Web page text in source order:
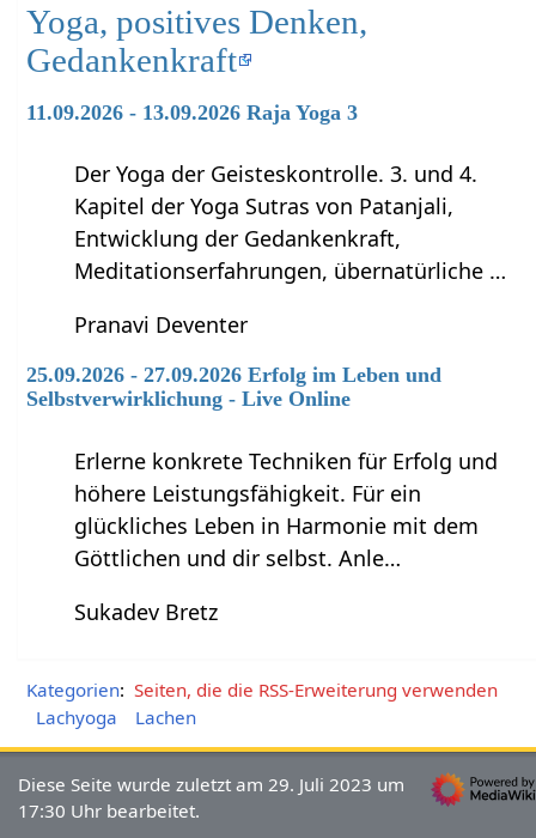
Yoga, positives Denken,
Gedankenkraft
11.09.2026 - 13.09.2026 Raja Yoga 3
Der Yoga der Geisteskontrolle. 3. und 4.
Kapitel der Yoga Sutras von Patanjali,
Entwicklung der Gedankenkraft,
Meditationserfahrungen, übernatürliche …
Pranavi Deventer
25.09.2026 - 27.09.2026 Erfolg im Leben und
Selbstverwirklichung - Live Online
Erlerne konkrete Techniken für Erfolg und
höhere Leistungsfähigkeit. Für ein
glückliches Leben in Harmonie mit dem
Göttlichen und dir selbst. Anle…
Sukadev Bretz
Kategorien: Seiten, die die RSS-Erweiterung verwenden
Lachyoga
Lachen
Diese Seite wurde zuletzt am 29. Juli 2023 um
17:30 Uhr bearbeitet.